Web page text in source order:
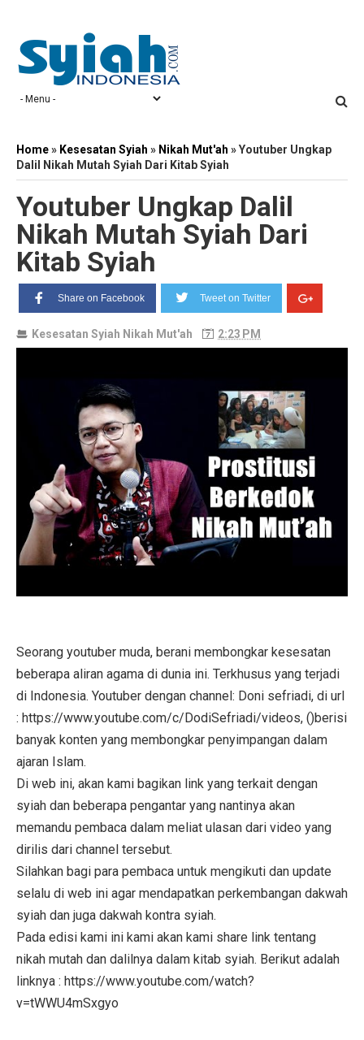
Home» Kesesatan Syiah » Nikah Mut'ah »Youtuber Ungkap
Dalil Nikah Mutah Syiah Dari Kitab Syiah
Youtuber Ungkap Dalil
Nikah Mutah Syiah Dari
Kitab Syiah
Share on Facebook Tweet on Twitter
Kesesatan Syiah Nikah Mut'ah 2:23 PM
Seorang youtuber muda, berani membongkar kesesatan
beberapa aliran agama di dunia ini. Terkhusus yang terjadi
di Indonesia. Youtuber dengan channel: Doni sefriadi, di url
: https://www.youtube.com/c/DodiSefriadi/videos, ()berisi
banyak konten yang membongkar penyimpangan dalam
ajaran Islam.
Di web ini, akan kami bagikan link yang terkait dengan
syiah dan beberapa pengantar yang nantinya akan
memandu pembaca dalam meliat ulasan dari video yang
dirilis dari channel tersebut.
Silahkan bagi para pembaca untuk mengikuti dan update
selalu di web ini agar mendapatkan perkembangan dakwah
syiah dan juga dakwah kontra syiah.
Pada edisi kami ini kami akan kami share link tentang
nikah mutah dan dalilnya dalam kitab syiah. Berikut adalah
linknya : https://www.youtube.com/watch?
v=tWWU4mSxgyo